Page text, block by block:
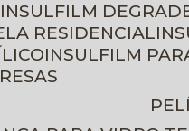
INSULFILM
RESIDENCIAL
INSULFILM